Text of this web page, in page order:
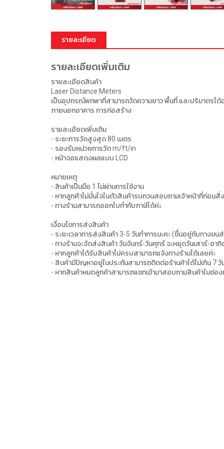
รายละเอียด
รายละเอียดเพิ่มเติม
รายละเอียดสินค้า
Laser Distance Meters
เป็นอุปกรณ์พกพาที่สามารถวัดความยาว พื้นที่ และปริมาตรไ
ภายนอกอาคาร การก่อสร้าง
รายละเอียดเพิ่มเติม
- ระยะการวัดสูงสุด 80 เมตร
- รองรับหน่วยการวัด m/ft/in
- หน้าจอแสดงผลแบบ LCD
หมายเหตุ
- สินค้าเป็นมือ 1 ไม่ผ่านการใช้งาน
- หากลูกค้าไม่มั่นใจในตัวสินค้ารบกวนสอบถามเจ้าหน้าที่ก่อนสั่
- ทางร้านสามารถออกใบกำกับภาษีได้ค่ะ
เงื่อนไขการส่งสินค้า
- ระยะเวลาการส่งสินค้า 3-5 วันทำการนะคะ (ขึ้นอยู่กับทางข
- ทางร้านจะจัดส่งสินค้า วันจันทร์-วันศุกร์ จะหยุดวันเสาร์-อ
- หากลูกค้าได้รับสินค้าไม่ครบสามารถแจ้งทางร้านได้เลยค่ะ
- สินค้ามีปัญหาอยู่ในประกันสามารถติดต่อร้านค้าได้ไม่เกิน 7 วั
- หากสินค้าหมดลูกค้าสามารถแชทเข้ามาสอบถามสินค้าในช่อ